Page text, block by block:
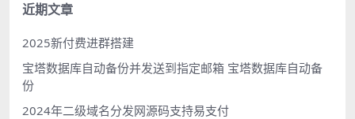
近期文章
2025新付费进群搭建
宝塔数据库自动备份并发送到指定邮箱 宝塔数据库自动备
份
2024年二级域名分发网源码支持易支付